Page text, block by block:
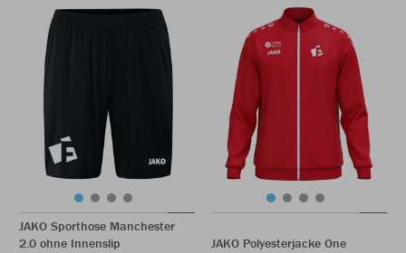
JAKO Sporthose Manchester
2.0 ohne Innenslip
JAKO Polyesterjacke One